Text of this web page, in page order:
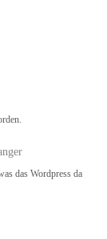
das Wordpress da